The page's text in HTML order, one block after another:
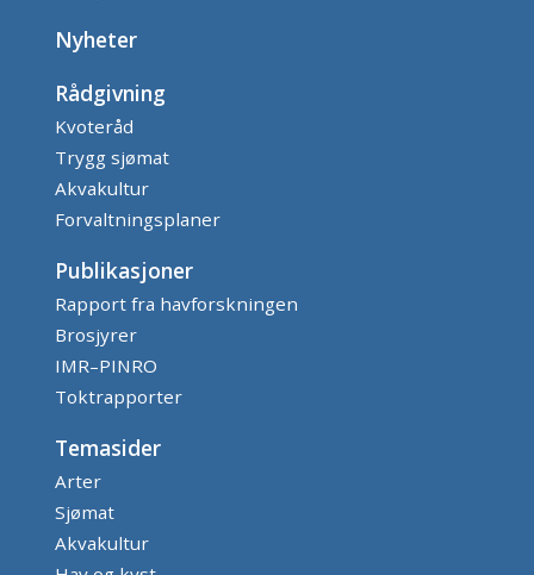
Nyheter
Rådgivning
Kvoteråd
Trygg sjømat
Akvakultur
Forvaltningsplaner
Publikasjoner
Rapport fra havforskningen
Brosjyrer
IMR–PINRO
Toktrapporter
Temasider
Arter
Sjømat
Akvakultur